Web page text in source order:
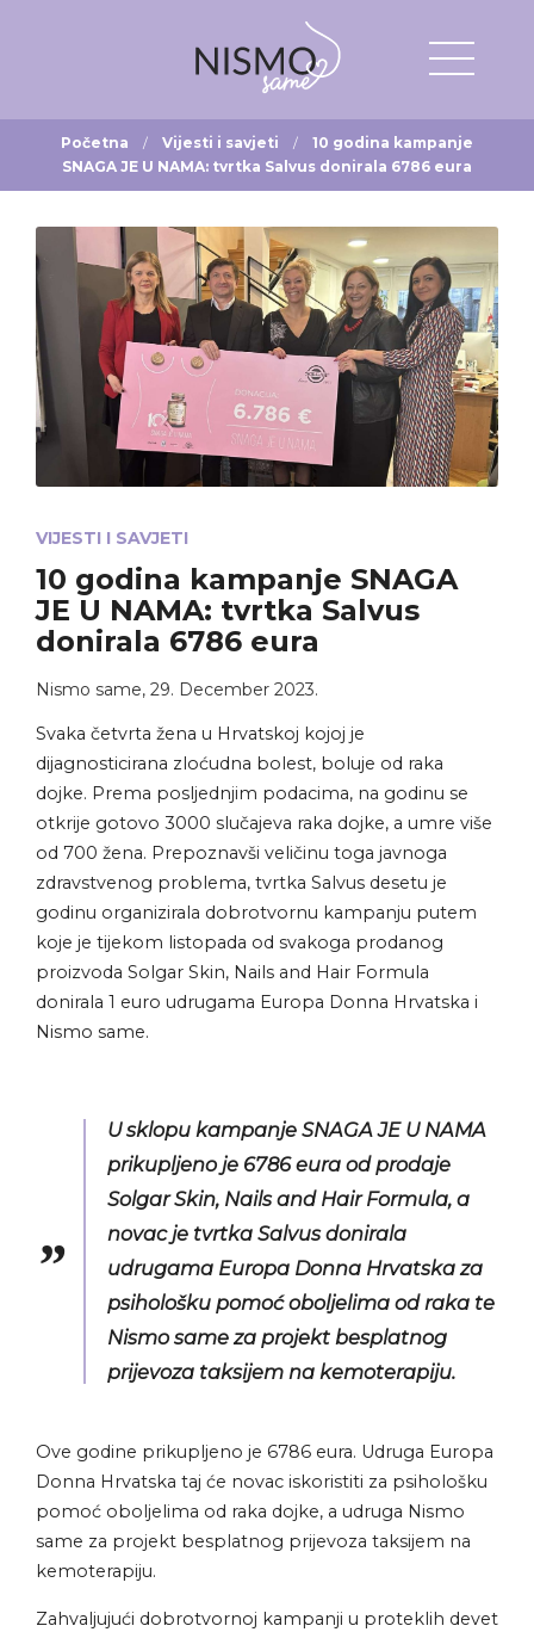
Početna Vijesti i savjeti
10 godina kampanje
SNAGA JE U NAMA: tvrtka Salvus donirala 6786 eura
VIJESTI I SAVJETI
10 godina kampanje SNAGA
JE U NAMA: tvrtka Salvus
donirala 6786 eura
Nismo same, 29. December 2023.
Svaka četvrta žena u Hrvatskoj kojoj je
dijagnosticirana zloćudna bolest, boluje od raka
dojke. Prema posljednjim podacima, na godinu se
otkrije gotovo 3000 slučajeva raka dojke, a umre više
od 700 žena. Prepoznavši veličinu toga javnoga
zdravstvenog problema, tvrtka Salvus desetu je
godinu organizirala dobrotvornu kampanju putem
koje je tijekom listopada od svakoga prodanog
proizvoda Solgar Skin, Nails and Hair Formula
donirala 1 euro udrugama Europa Donna Hrvatska i
Nismo same.
U sklopu kampanje SNAGA JE U NAMA
prikupljeno je 6786 eura od prodaje
Solgar Skin, Nails and Hair Formula, a
novac je tvrtka Salvus donirala
udrugama Europa Donna Hrvatska za
psihološku pomoć oboljelima od raka te
Nismo same za projekt besplatnog
prijevoza taksijem na kemoterapiju.
Ove godine prikupljeno je 6786 eura. Udruga Europa
Donna Hrvatska taj će novac iskoristiti za psihološku
pomoć oboljelima od raka dojke, a udruga Nismo
same za projekt besplatnog prijevoza taksijem na
kemoterapiju.
Zahvaljujući dobrotvornoj kampanji u proteklih devet